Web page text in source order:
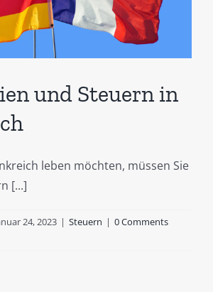
und Steuern in
leben möchten, müssen Sie
[...]
24, 2023 | Steuern | 0 Comments